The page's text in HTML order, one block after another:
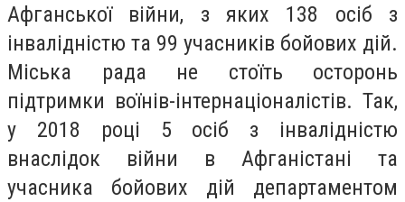
Афганської війни, з яких 138 осіб з
інвалідністю та 99 учасників бойових дій.
Міська рада не стоїть осторонь
підтримки воїнів-інтернаціоналістів. Так,
у 2018 році 5 осіб з інвалідністю
внаслідок війни в Афганістані та
учасника бойових дій департаментом